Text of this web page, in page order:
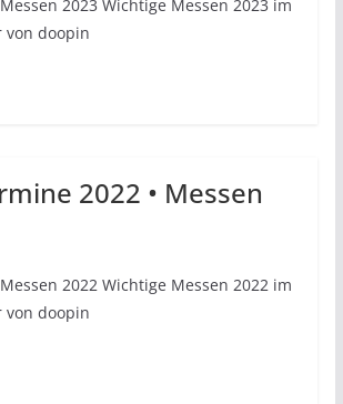
2023 Wichtige Messen 2023 im
von doopin
2022 • Messen
2022 Wichtige Messen 2022 im
von doopin